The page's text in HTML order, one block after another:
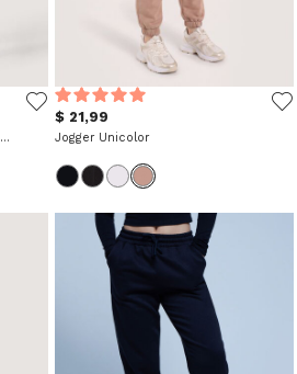
Pantalón Jogger con Bolsillos Cargo
$ 21,99
Jogger Unicolor